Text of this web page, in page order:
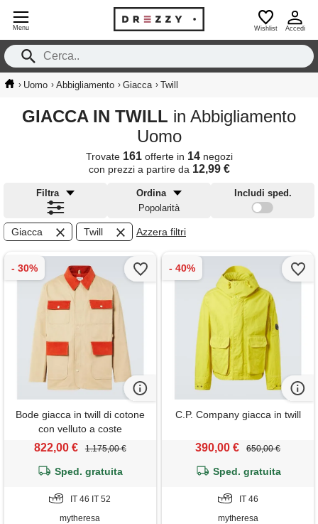
Menu Wishlist Accedi
› Uomo › Abbigliamento › Giacca › Twill
GIACCA IN TWILL in Abbigliamento
Uomo
Trovate 161offerte in 14negozi
con prezzi a partire da 12,99 €
Filtra
Ordina
Popolarità
Includi sped.
Giacca Twill Azzera filtri
Bode giacca in twill di cotone
con velluto a coste
822,00 € 1.175,00 €
Sped. gratuita
IT 46 IT 52
mytheresa
C.P. Company giacca in twill
390,00 € 650,00 €
Sped. gratuita
IT 46
mytheresa